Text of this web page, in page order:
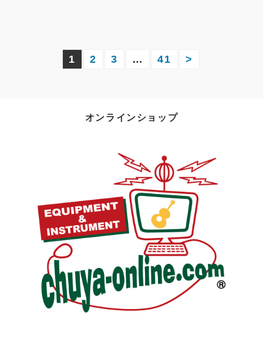
1 2 3 … 41 >
オンラインショップ